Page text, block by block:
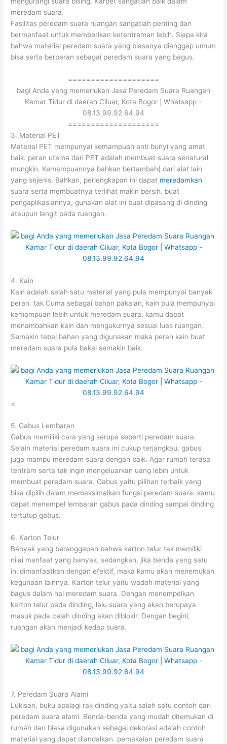
meredam suara.
Fasilitas peredam suara ruangan sangatlah penting dan
bermanfaat untuk memberikan ketentraman lebih. Siapa kira
bahwa material peredam suara yang biasanya dianggap umum
bisa serta berperan sebagai peredam suara yang bagus.
====================
bagi Anda yang memerlukan Jasa Peredam Suara Ruangan
Kamar Tidur di daerah Ciluar, Kota Bogor | Whatsapp –
08.13.99.92.64.94
====================
3. Material PET
Material PET mempunyai kemampuan anti bunyi yang amat
baik. peran utama dari PET adalah membuat suara senatural
mungkin. Kemampuannya bahkan bertambah{ dari alat lain
yang sejenis. Bahkan, perlengkapan ini dapat meredamkan
suara serta membuatnya terlihat makin bersih. buat
pengaplikasiannya, gunakan alat ini buat dipasang di dinding
ataupun langit pada ruangan.
4. Kain
Kain adalah salah satu material yang pula mempunyai banyak
peran. tak Cuma sebagai bahan pakaian, kain pula mempunyai
kemampuan lebih untuk meredam suara. kamu dapat
menambahkan kain dan mengukurnya sesuai luas ruangan.
Semakin tebal bahan yang digunakan maka peran kain buat
meredam suara pula bakal semakin baik.
<
5. Gabus Lembaran
Gabus memiliki cara yang serupa seperti peredam suara.
Selain material peredam suara ini cukup terjangkau, gabus
juga mampu meredam suara dengan baik. Agar rumah terasa
tentram serta tak ingin mengeluarkan uang lebih untuk
membuat peredam suara. Gabus yaitu pilihan terbaik yang
bisa dipilih dalam memaksimalkan fungsi peredam suara. kamu
dapat menempel lembaran gabus pada dinding sampai dinding
tertutup gabus.
6. Karton Telur
Banyak yang beranggapan bahwa karton telur tak memiliki
nilai manfaat yang banyak. sedangkan, jika benda yang satu
ini dimanfaatkan dengan efektif, maka kamu akan menemukan
kegunaan lainnya. Karton telur yaitu wadah material yang
bagus dalam hal meredam suara. Dengan menempelkan
karton telur pada dinding, lalu suara yang akan berupaya
masuk pada celah dinding akan diblokir. Dengan begini,
ruangan akan menjadi kedap suara.
7. Peredam Suara Alami
Lukisan, buku apalagi rak dinding yaitu salah satu contoh dari
peredam suara alami. Benda-benda yang mudah ditemukan di
rumah dan biasa digunakan sebagai dekorasi adalah contoh
material yang dapat diandalkan. pemakaian peredam suara